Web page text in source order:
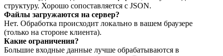
структуру. Хорошо сопоставляется с JSON.
Файлы загружаются на сервер?
Нет. Обработка происходит локально в вашем браузере
(только на стороне клиента).
Какие ограничения?
Большие входные данные лучше обрабатываются в